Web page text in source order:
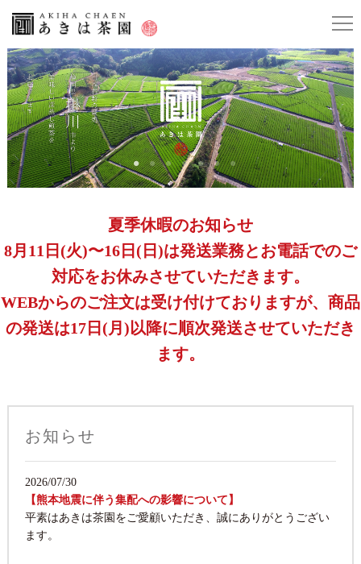
夏季休暇のお知らせ
8月11日(火)〜16日(日)は発送業務とお電話でのご
対応をお休みさせていただきます。
WEBからのご注文は受け付けておりますが、商品
の発送は17日(月)以降に順次発送させていただき
ます。
お知らせ
2026/07/30
【熊本地震に伴う集配への影響について】
平素はあきは茶園をご愛顧いただき、誠にありがとうござい
ます。